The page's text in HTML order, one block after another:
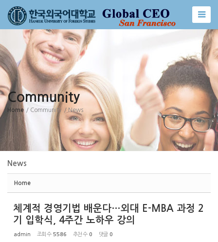
Community
Home / Community / News
News
Home
체계적 경영기법 배운다…외대 E-MBA 과정 2
기 입학식, 4주간 노하우 강의
admin 조회 수 5586 추천 수 0 댓글 0
Sketchbook5, 스케치북5
Sketchbook5, 스케치북5